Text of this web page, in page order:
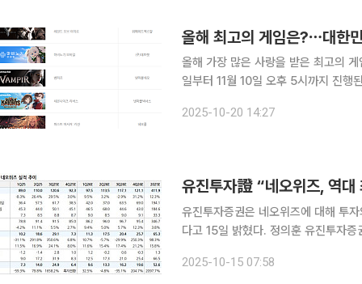
올해 최고의 게임은?⋯대한
올해 가장 많은 사랑을 받은 최고의 게
일부터 11월 10일 오후 5시까지 진행된다. 부문별 후보작을 살펴보면 대통령상 및 국무
잔, 후즈 앳 더 도어, P의 거짓: 서곡,
2025-10-20 14:27
유진투자證 “네오위즈, 역
유진투자증권은 네오위즈에 대해 투
다고 15일 밝혔다. 정의훈 유진투자증권 연구원은 “최근 성과는 내년도 주요 신작 라인업(안녕서울,
다”고 설명했다. 3분기 매출
2025-10-15 07:58